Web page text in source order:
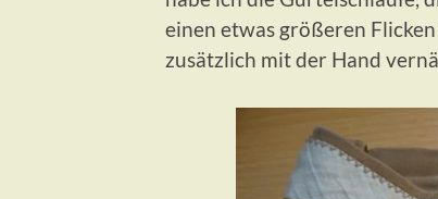
einen etwas größeren
zusätzlich mit der Hand